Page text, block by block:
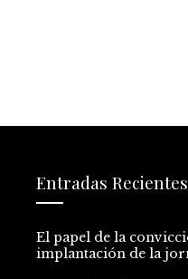
Entradas Recientes
El papel de la
implantación de la